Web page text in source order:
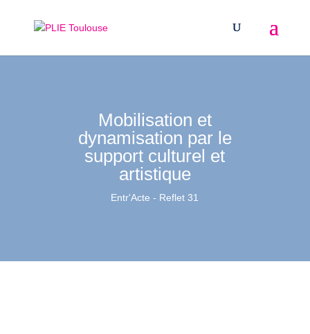
Mobilisation et
dynamisation par le
support culturel et
artistique
Entr'Acte - Reflet 31